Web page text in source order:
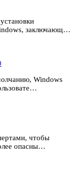
заключающ…
Windows
чтобы
опасны…